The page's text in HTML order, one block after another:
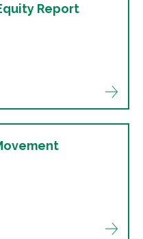
Report